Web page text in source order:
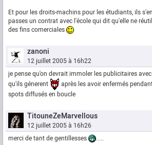
Et pour les droits-machins pour les étudiants, ils
passes un contrat avec l'école qui dit qu'elle ne
des fins comerciales
zanoni
12 juillet 2005 à 16h22
je pense qu'on devrait immoler les publicitaires
qu'ils génerent
après les avoir enfermés
spots diffusés en boucle
TitouneZeMarvellous
12 juillet 2005 à 16h26
merci de tant de gentillesses
.....